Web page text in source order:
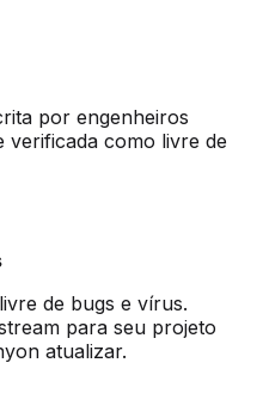
por engenheiros
verificada como livre de
de bugs e vírus.
para seu projeto
atualizar.